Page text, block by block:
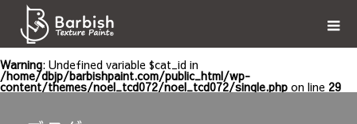
Warning: Undefined variable $cat_id in
/home/dbjp/barbishpaint.com/public_html/wp-
content/themes/noel_tcd072/noel_tcd072/single.php on line 29